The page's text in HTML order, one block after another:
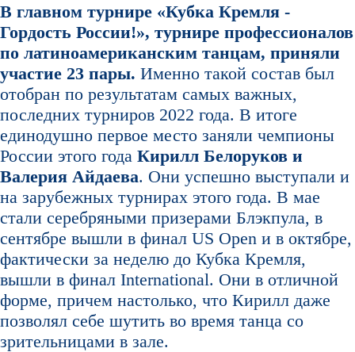
В главном турнире «Кубка Кремля -
Гордость России!», турнире профессионалов
по латиноамериканским танцам, приняли
участие 23 пары. Именно такой состав был
отобран по результатам самых важных,
последних турниров 2022 года. В итоге
единодушно первое место заняли чемпионы
России этого года Кирилл Белоруков и
Валерия Айдаева. Они успешно выступали и
на зарубежных турнирах этого года. В мае
стали серебряными призерами Блэкпула, в
сентябре вышли в финал US Open и в октябре,
фактически за неделю до Кубка Кремля,
вышли в финал International. Они в отличной
форме, причем настолько, что Кирилл даже
позволял себе шутить во время танца со
зрительницами в зале.